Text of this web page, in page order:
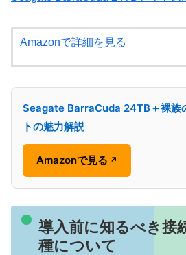
Amazonで詳細を見る
Seagate BarraCuda 24TB＋裸族
トの魅力解説
Amazonで見る ↗
導入前に知るべき接
種について